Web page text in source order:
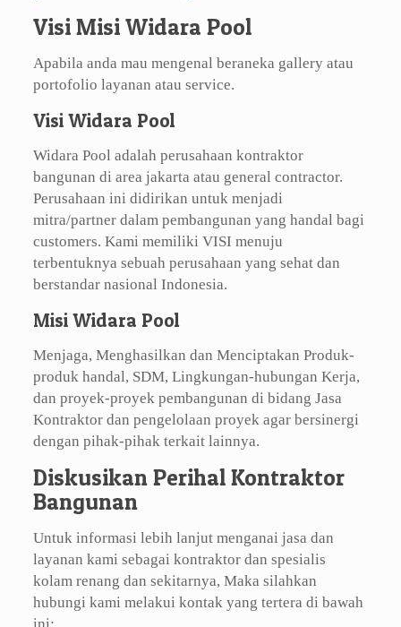
Visi Misi Widara Pool
Apabila anda mau mengenal beraneka gallery atau
portofolio layanan atau service.
Visi Widara Pool
Widara Pool adalah perusahaan kontraktor
bangunan di area jakarta atau general contractor.
Perusahaan ini didirikan untuk menjadi
mitra/partner dalam pembangunan yang handal bagi
customers. Kami memiliki VISI menuju
terbentuknya sebuah perusahaan yang sehat dan
berstandar nasional Indonesia.
Misi Widara Pool
Menjaga, Menghasilkan dan Menciptakan Produk-
produk handal, SDM, Lingkungan-hubungan Kerja,
dan proyek-proyek pembangunan di bidang Jasa
Kontraktor dan pengelolaan proyek agar bersinergi
dengan pihak-pihak terkait lainnya.
Diskusikan Perihal Kontraktor
Bangunan
Untuk informasi lebih lanjut menganai jasa dan
layanan kami sebagai kontraktor dan spesialis
kolam renang dan sekitarnya, Maka silahkan
hubungi kami melakui kontak yang tertera di bawah